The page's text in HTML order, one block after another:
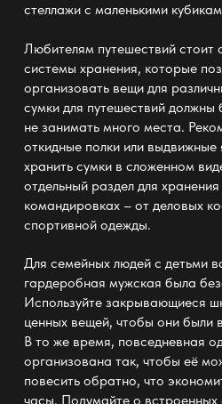
стеллажи с маленькими
Любителям путешествий стоит
системы хранения, которые
организовать вещи для
сумки для путешествий должны
не занимать много места.
откидные полки или
хранить сумки в сложенном
отдельный раздел для
командировках – от деловых
спортивной одежды.
Для семейных людей с детьми
гардеробная мужская была
Используйте закрывающиеся
ценных вещей, чтобы они были
В то же время, повседневная
организована так, чтобы её
повесить обратно, что
часы. Подумайте о встроенных